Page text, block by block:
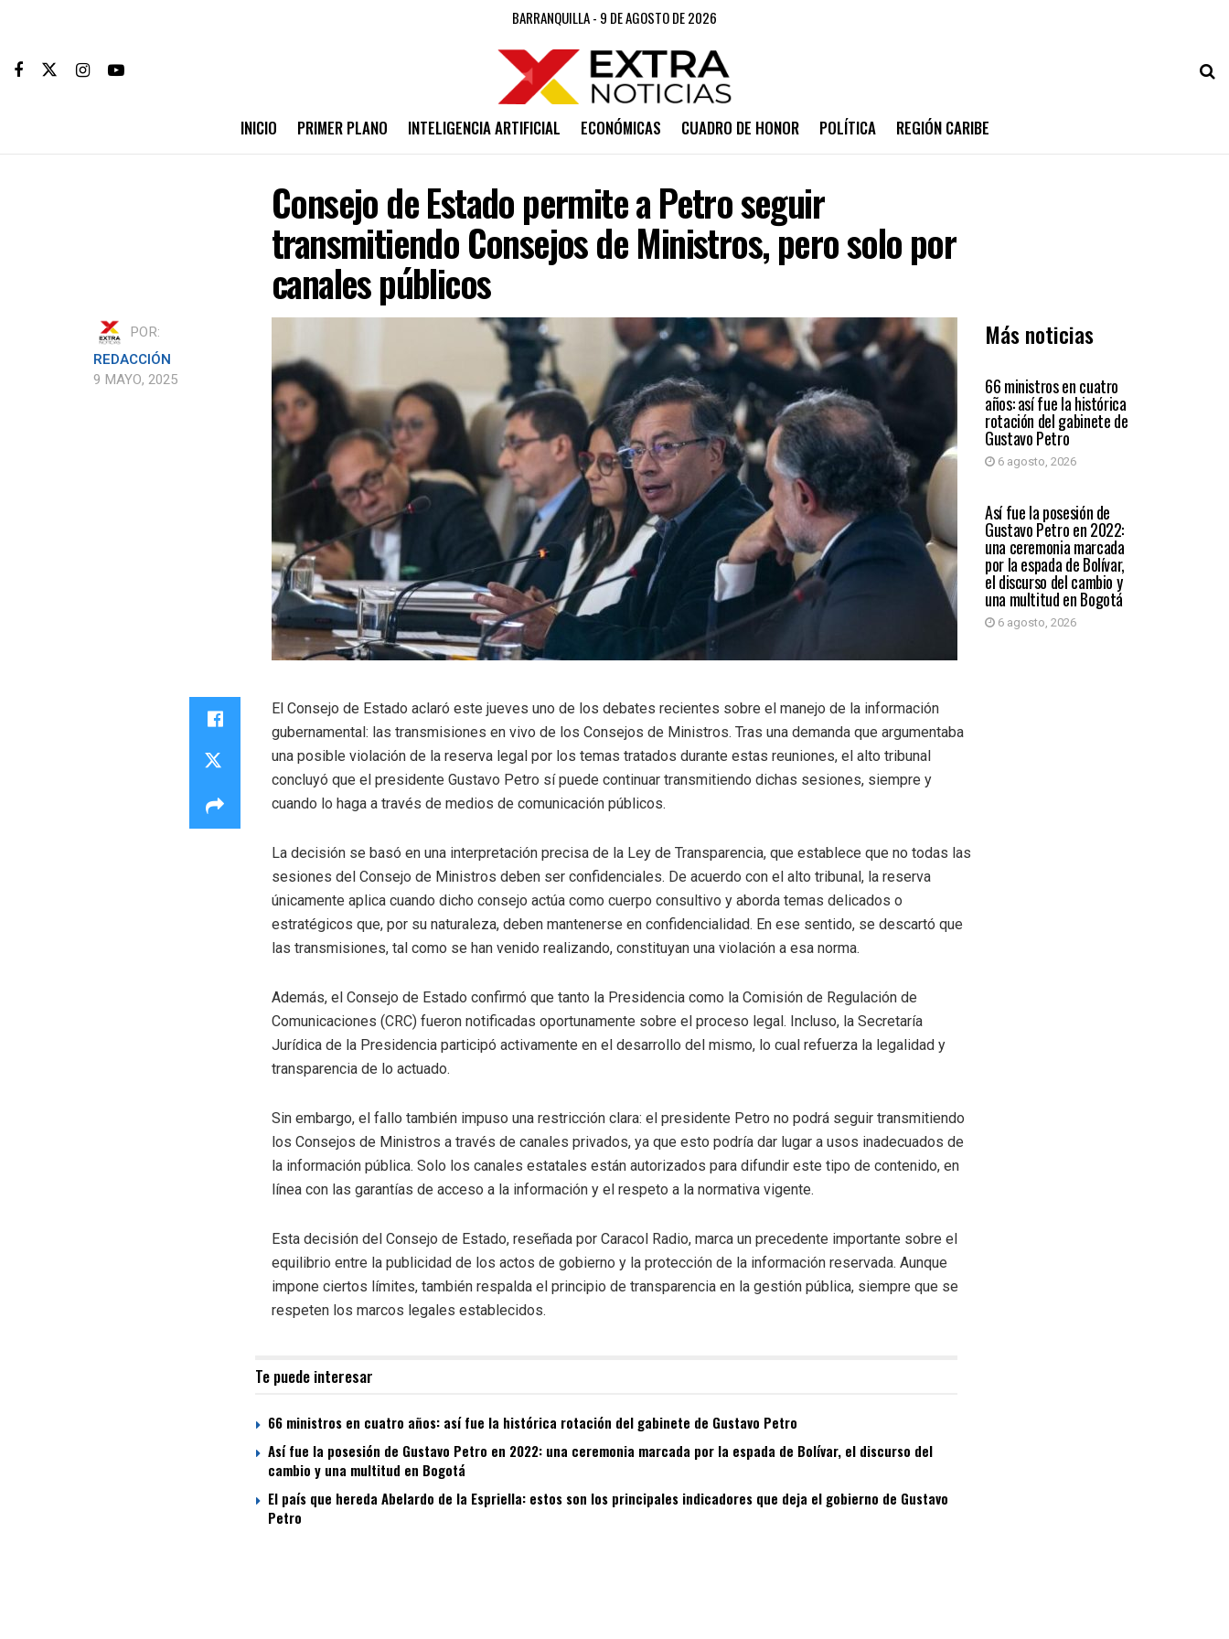
BARRANQUILLA - 9 DE AGOSTO DE 2026
INICIO PRIMER PLANO INTELIGENCIA ARTIFICIAL ECONÓMICAS CUADRO DE HONOR POLÍTICA REGIÓN CARIBE
Consejo de Estado permite a Petro seguir
transmitiendo Consejos de Ministros, pero solo por
canales públicos
POR:
REDACCIÓN
9 MAYO, 2025
Más noticias
PAÍS
66 ministros en cuatro
años: así fue la histórica
rotación del gabinete de
Gustavo Petro
6 agosto, 2026
PAÍS
Así fue la posesión de
Gustavo Petro en 2022:
una ceremonia marcada
por la espada de Bolívar,
el discurso del cambio y
una multitud en Bogotá
6 agosto, 2026
El Consejo de Estado aclaró este jueves uno de los debates recientes sobre el manejo de la información
gubernamental: las transmisiones en vivo de los Consejos de Ministros. Tras una demanda que argumentaba
una posible violación de la reserva legal por los temas tratados durante estas reuniones, el alto tribunal
concluyó que el presidente Gustavo Petro sí puede continuar transmitiendo dichas sesiones, siempre y
cuando lo haga a través de medios de comunicación públicos.
La decisión se basó en una interpretación precisa de la Ley de Transparencia, que establece que no todas las
sesiones del Consejo de Ministros deben ser confidenciales. De acuerdo con el alto tribunal, la reserva
únicamente aplica cuando dicho consejo actúa como cuerpo consultivo y aborda temas delicados o
estratégicos que, por su naturaleza, deben mantenerse en confidencialidad. En ese sentido, se descartó que
las transmisiones, tal como se han venido realizando, constituyan una violación a esa norma.
Además, el Consejo de Estado confirmó que tanto la Presidencia como la Comisión de Regulación de
Comunicaciones (CRC) fueron notificadas oportunamente sobre el proceso legal. Incluso, la Secretaría
Jurídica de la Presidencia participó activamente en el desarrollo del mismo, lo cual refuerza la legalidad y
transparencia de lo actuado.
Sin embargo, el fallo también impuso una restricción clara: el presidente Petro no podrá seguir transmitiendo
los Consejos de Ministros a través de canales privados, ya que esto podría dar lugar a usos inadecuados de
la información pública. Solo los canales estatales están autorizados para difundir este tipo de contenido, en
línea con las garantías de acceso a la información y el respeto a la normativa vigente.
Esta decisión del Consejo de Estado, reseñada por Caracol Radio, marca un precedente importante sobre el
equilibrio entre la publicidad de los actos de gobierno y la protección de la información reservada. Aunque
impone ciertos límites, también respalda el principio de transparencia en la gestión pública, siempre que se
respeten los marcos legales establecidos.
Te puede interesar
66 ministros en cuatro años: así fue la histórica rotación del gabinete de Gustavo Petro
Así fue la posesión de Gustavo Petro en 2022: una ceremonia marcada por la espada de Bolívar, el discurso del
cambio y una multitud en Bogotá
El país que hereda Abelardo de la Espriella: estos son los principales indicadores que deja el gobierno de Gustavo
Petro